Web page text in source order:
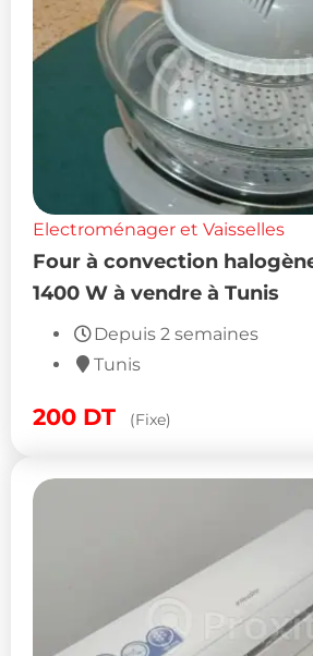
Electroménager et Vaisselles
Four à convection
1400 W à vendre à Tunis
Depuis 2 semaines
Tunis
200 DT (Fixe)